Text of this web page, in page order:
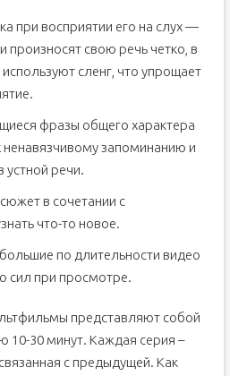
при восприятии его на слух —
произносят свою речь четко, в
сленг, что упрощает
фразы общего характера
ненавязчивому запоминанию и
устной речи.
в сочетании с
что-то новое.
по длительности видео
сил при просмотре.
представляют собой
10-30 минут. Каждая серия –
с предыдущей. Как